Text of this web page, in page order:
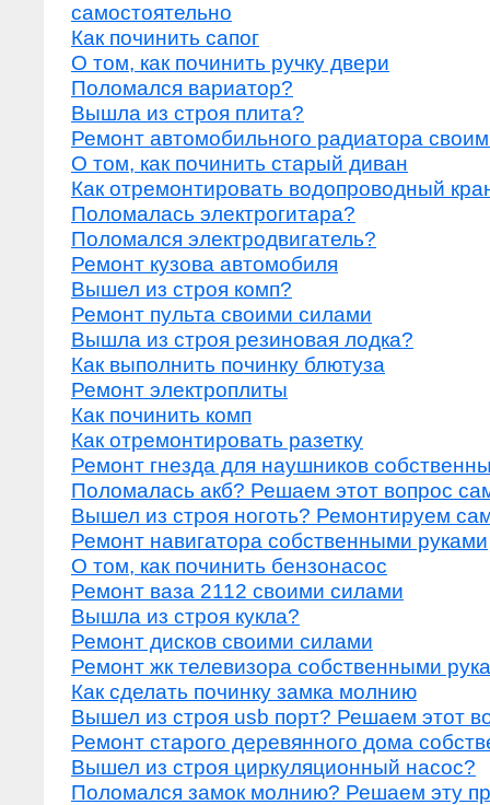
самостоятельно
Как починить сапог
О том, как починить ручку двери
Поломался вариатор?
Вышла из строя плита?
Ремонт автомобильного радиатора
О том, как починить старый диван
Как отремонтировать водопроводный
Поломалась электрогитара?
Поломался электродвигатель?
Ремонт кузова автомобиля
Вышел из строя комп?
Ремонт пульта своими силами
Вышла из строя резиновая лодка?
Как выполнить починку блютуза
Ремонт электроплиты
Как починить комп
Как отремонтировать разетку
Ремонт гнезда для наушников
Поломалась акб? Решаем этот вопрос
Вышел из строя ноготь? Ремонтируем
Ремонт навигатора собственными руками
О том, как починить бензонасос
Ремонт ваза 2112 своими силами
Вышла из строя кукла?
Ремонт дисков своими силами
Ремонт жк телевизора собственными
Как сделать починку замка молнию
Вышел из строя usb порт? Решаем этот
Ремонт старого деревянного дома
Вышел из строя циркуляционный насос?
Поломался замок молнию? Решаем эту